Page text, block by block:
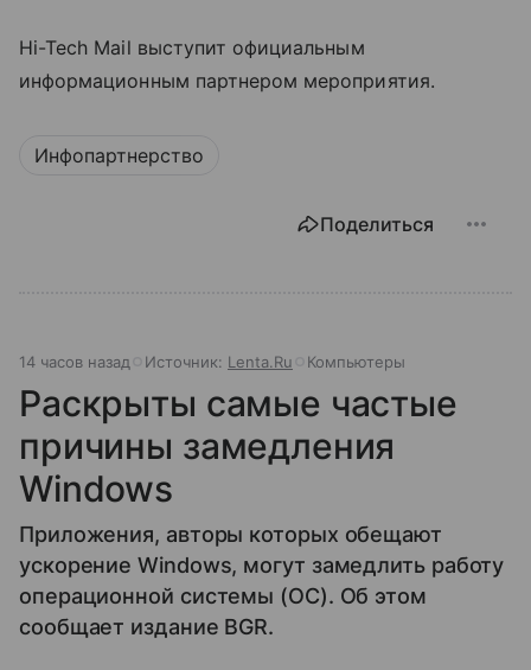
Hi-Tech Mail выступит официальным
информационным партнером мероприятия.
Инфопартнерство
Поделиться
14 часов назад Источник: Lenta.Ru Компьютеры
Раскрыты самые частые
причины замедления
Windows
Приложения, авторы которых обещают
ускорение Windows, могут замедлить работу
операционной системы (ОС). Об этом
сообщает издание BGR.